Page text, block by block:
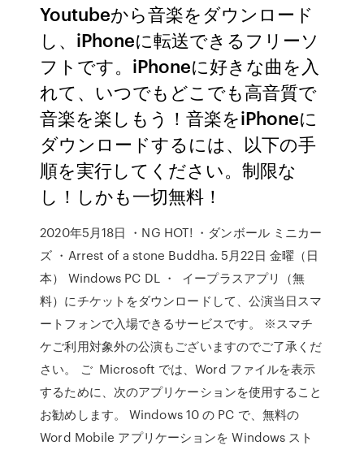
Youtubeから音楽をダウンロード
し、iPhoneに転送できるフリーソ
フトです。iPhoneに好きな曲を入
れて、いつでもどこでも高音質で
音楽を楽しもう！音楽をiPhoneに
ダウンロードするには、以下の手
順を実行してください。制限な
し！しかも一切無料！
2020年5月18日 ・NG HOT! ・ダンボール ミニカー
ズ ・Arrest of a stone Buddha. 5月22日 金曜（日
本） Windows PC DL ・ イープラスアプリ（無
料）にチケットをダウンロードして、公演当日スマ
ートフォンで入場できるサービスです。 ※スマチ
ケご利用対象外の公演もございますのでご了承くだ
さい。 ご Microsoft では、Word ファイルを表示
するために、次のアプリケーションを使用すること
お勧めします。 Windows 10 の PC で、無料の
Word Mobile アプリケーションを Windows スト